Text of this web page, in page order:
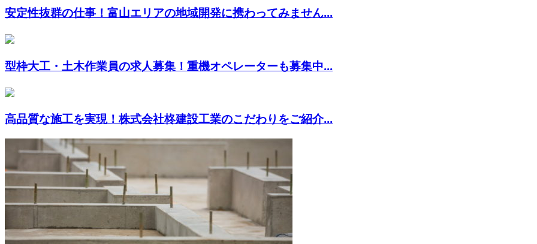
安定性抜群の仕事！富山エリアの地域開発に携わってみません...
型枠大工・土木作業員の求人募集！重機オペレーターも募集中...
高品質な施工を実現！株式会社柊建設工業のこだわりをご紹介...